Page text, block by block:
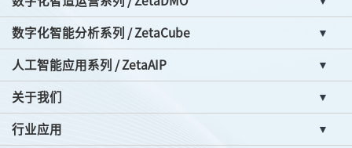
数字化智能分析系列 / ZetaCube
人工智能应用系列 / ZetaAIP
关于我们
行业应用